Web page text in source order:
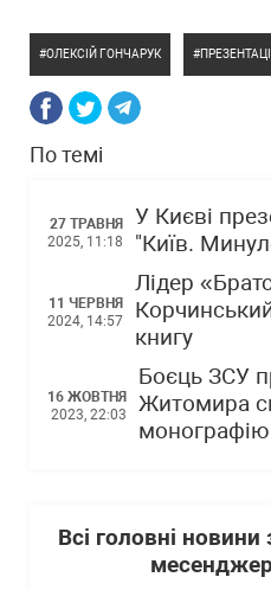
ОЛЕКСІЙ ГОНЧАРУК
По темі
27 ТРАВНЯ
2025, 11:18
У Києві
"Київ.
11 ЧЕРВНЯ
2024, 14:57
Лідер
книгу
16 ЖОВТНЯ
2023, 22:03
Боєць ЗСУ
Житомира
Всі головні
месенджер